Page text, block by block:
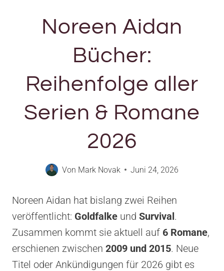
Noreen Aidan
Bücher:
Reihenfolge aller
Serien & Romane
2026
Von Mark Novak Juni 24, 2026
Noreen Aidan hat bislang zwei Reihen
veröffentlicht: Goldfalke und Survival.
Zusammen kommt sie aktuell auf 6 Romane,
erschienen zwischen 2009 und 2015. Neue
Titel oder Ankündigungen für 2026 gibt es